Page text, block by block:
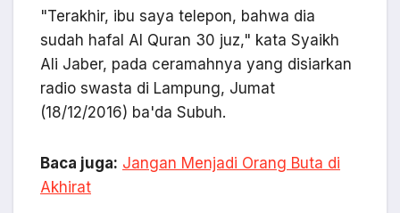
"Terakhir, ibu saya telepon, bahwa dia
sudah hafal Al Quran 30 juz," kata Syaikh
Ali Jaber, pada ceramahnya yang disiarkan
radio swasta di Lampung, Jumat
(18/12/2016) ba'da Subuh.
Baca juga: Jangan Menjadi Orang Buta di
Akhirat